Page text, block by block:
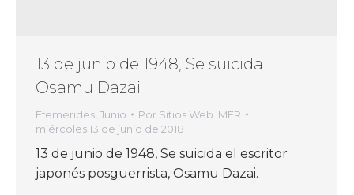
13 de junio de 1948, Se suicida
Osamu Dazai
Efemérides Junio Por Sitios Web IMER
miércoles 13 de junio de 2018
13 de junio de 1948, Se suicida el escritor
japonés posguerrista, Osamu Dazai.